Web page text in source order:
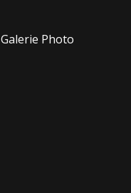
Galerie Photo